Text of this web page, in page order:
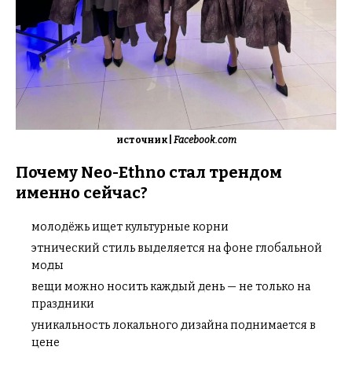
источник | Facebook.com
Почему Neo-Ethno стал трендом
именно сейчас?
молодёжь ищет культурные корни
этнический стиль выделяется на фоне глобальной
моды
вещи можно носить каждый день — не только на
праздники
уникальность локального дизайна поднимается в
цене